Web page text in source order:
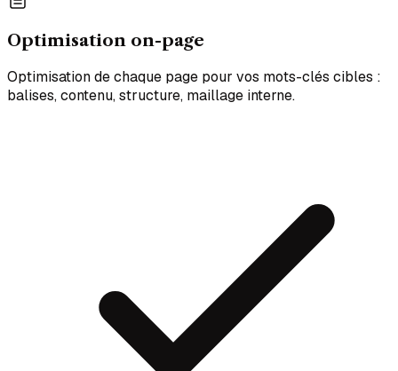
Optimisation on-page
Optimisation de chaque page pour vos mots-clés cibles :
balises, contenu, structure, maillage interne.